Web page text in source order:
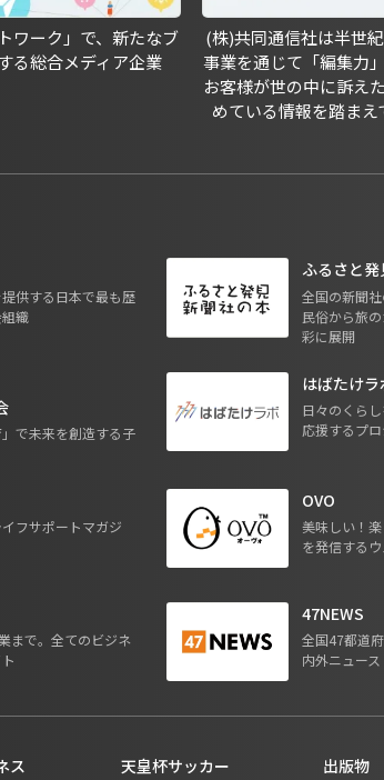
ワーク」で、新たなブ
る総合メディア企業
(株)共同通信社は半世
事業を通じて「編集力
お客様が世の中に訴え
めている情報を踏まえ
供する日本で最も歴
織
ふるさと
全国の新聞社
民俗から旅
彩に展開
」で未来を創造する子
はばたけラ
日々のくら
応援するプ
フサポートマガジ
OVO
美味しい！
を発信する
まで。全てのビジネ
47NEWS
全国47都道
内外ニュース
ス 天皇杯サッカー 出版物